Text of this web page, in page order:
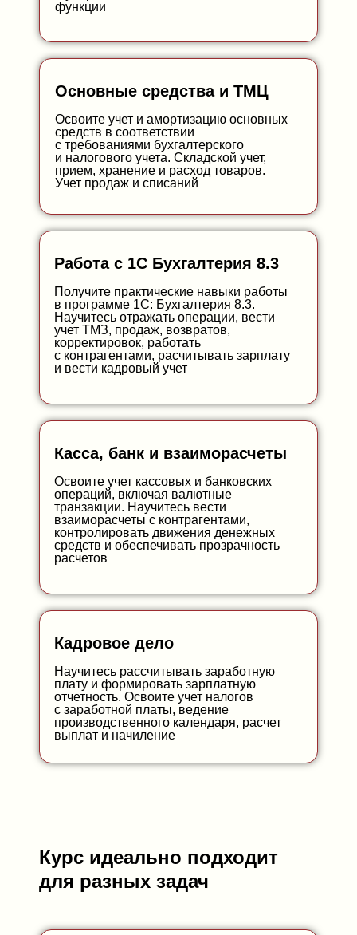
Работа с 1С Бухгалтерия 8.3
Получите практические навыки работы
в программе 1С: Бухгалтерия 8.3.
Научитесь отражать операции, вести
учет ТМЗ, продаж, возвратов,
корректировок, работать
с контрагентами, расчитывать зарплату
и вести кадровый учет
функции
Основные средства и ТМЦ
Освоите учет и амортизацию основных
средств в соответствии
с требованиями бухгалтерского
и налогового учета. Складской учет,
прием, хранение и расход товаров.
Учет продаж и списаний
Кадровое дело
Научитесь рассчитывать заработную
плату и формировать зарплатную
отчетность. Освоите учет налогов
с заработной платы, ведение
производственного календаря, расчет
выплат и начиление
Касса, банк и взаиморасчеты
Освоите учет кассовых и банковских
операций, включая валютные
транзакции. Научитесь вести
взаиморасчеты с контрагентами,
контролировать движения денежных
средств и обеспечивать прозрачность
расчетов
Курс идеально подходит
для разных задач